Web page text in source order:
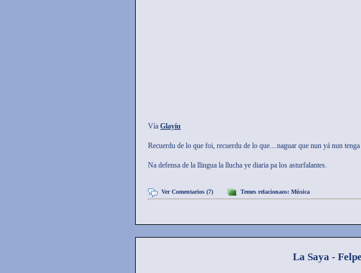
Vía Glayíu
Recuerdu de lo que foi, recuerdu de lo que....naguar que nun yá nun
Na defensa de la llingua la llucha ye diaria pa los asturfalantes.
Ver Comentarios (7) Temes relacionaos: Música
La Saya -